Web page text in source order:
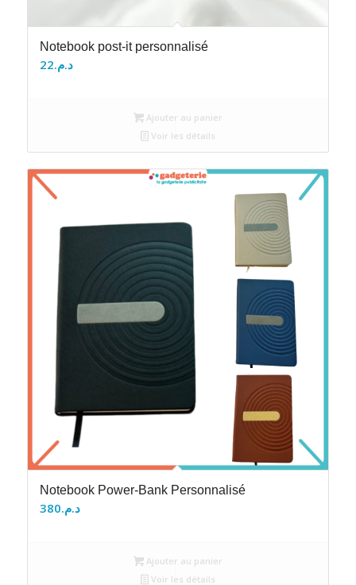
Notebook post-it personnalisé
د.م.22
Ajouter au panier
Voir les détails
Notebook Power-Bank Personnalisé
د.م.380
Ajouter au panier
Voir les détails